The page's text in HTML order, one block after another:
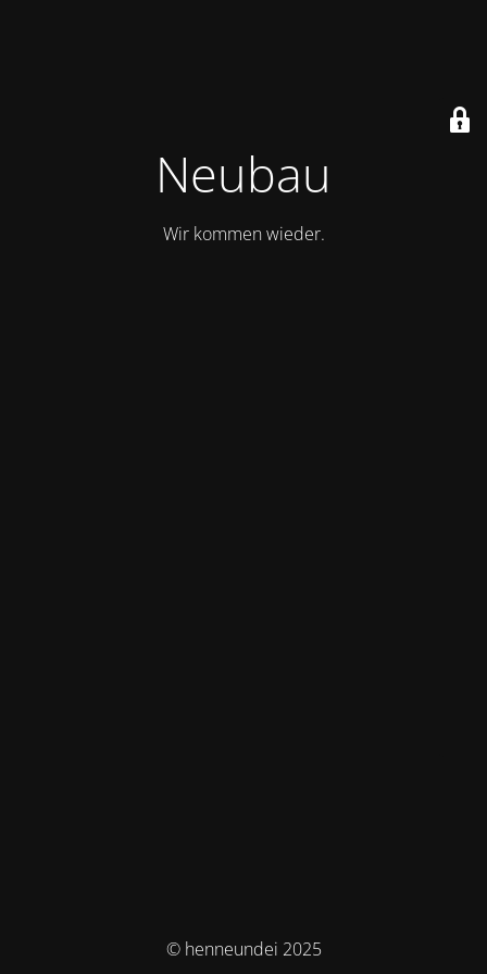
Neubau
Wir kommen wieder.
© henneundei 2025